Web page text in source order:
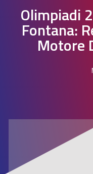
Olimpiadi
Fontana:
Motore